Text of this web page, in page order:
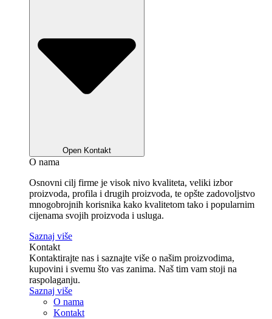
Open Kontakt
O nama
Osnovni cilj firme je visok nivo kvaliteta, veliki izbor
proizvoda, profila i drugih proizvoda, te opšte zadovoljstvo
mnogobrojnih korisnika kako kvalitetom tako i popularnim
cijenama svojih proizvoda i usluga.
Saznaj više
Kontakt
Kontaktirajte nas i saznajte više o našim proizvodima,
kupovini i svemu što vas zanima. Naš tim vam stoji na
raspolaganju.
Saznaj više
O nama
Kontakt